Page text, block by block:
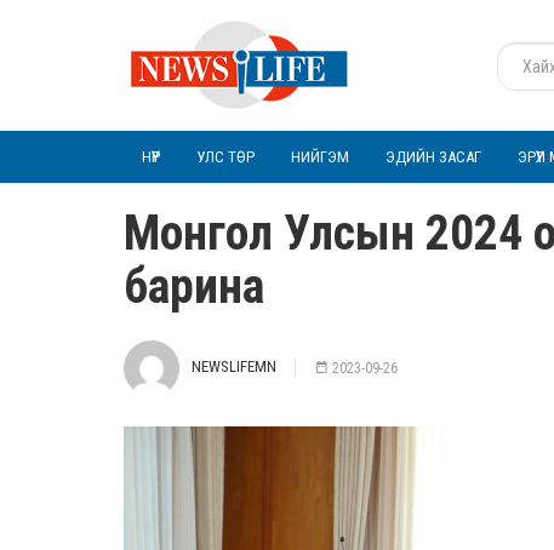
НҮҮР УЛС ТӨР НИЙГЭМ ЭДИЙН ЗАСАГ
Монгол Улсын 2024
барина
NEWSLIFEMN 2023-09-26